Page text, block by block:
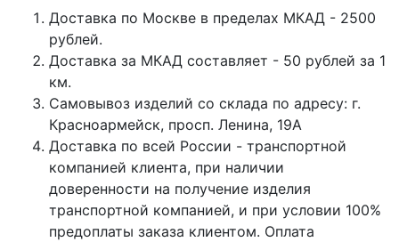
Доставка по Москве в пределах МКАД - 2500
рублей.
Доставка за МКАД составляет - 50 рублей за 1
км.
Самовывоз изделий со склада по адресу: г.
Красноармейск, просп. Ленина, 19А
Доставка по всей России - транспортной
компанией клиента, при наличии
доверенности на получение изделия
транспортной компанией, и при условии 100%
предоплаты заказа клиентом. Оплата